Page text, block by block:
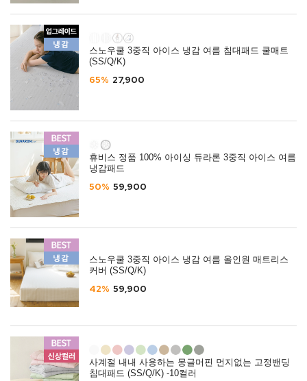
스노우쿨 3중직 아이스 냉감 여름 침대패드 쿨매트
(SS/Q/K)
65% 27,900
휴비스 정품 100% 아이싱 듀라론 3중직 아이스 여름
냉감패드
50% 59,900
스노우쿨 3중직 아이스 냉감 여름 올인원 매트리스
커버 (SS/Q/K)
42% 59,900
사계절 내내 사용하는 몽글머핀 먼지없는 고정밴딩
침대패드 (SS/Q/K) -10컬러